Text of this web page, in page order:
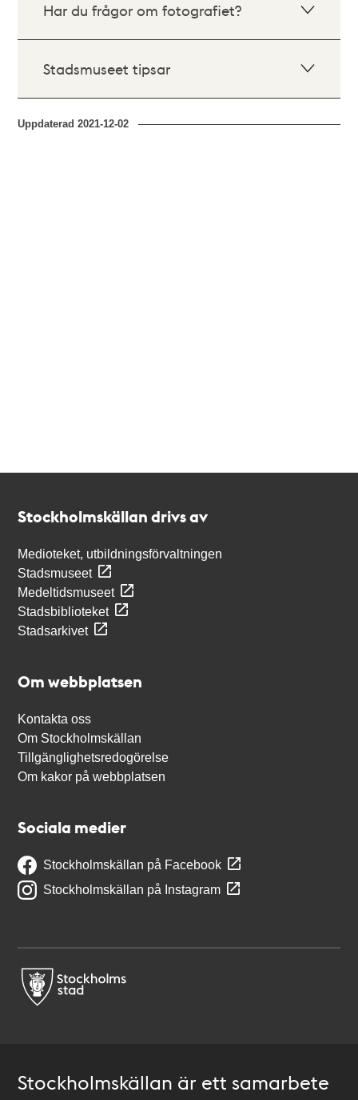
Har du frågor om fotografiet?
Stadsmuseet tipsar
Uppdaterad2021-12-02
Stockholmskällan drivs av
Medioteket, utbildningsförvaltningen
Stadsmuseet
Medeltidsmuseet
Stadsbiblioteket
Stadsarkivet
Om webbplatsen
Kontakta oss
Om Stockholmskällan
Tillgänglighetsredogörelse
Om kakor på webbplatsen
Sociala medier
Stockholmskällan på Facebook
Stockholmskällan på Instagram
Stockholmskällan är ett samarbete